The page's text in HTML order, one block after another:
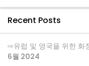
Recent Posts
유럽 및 영국을 위한 화
6월 2024